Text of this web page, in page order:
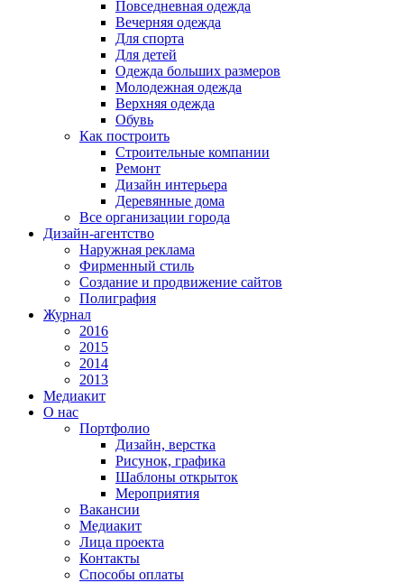
Повседневная одежда
Вечерняя одежда
Для спорта
Для детей
Одежда больших размеров
Молодежная одежда
Верхняя одежда
Обувь
Как построить
Строительные компании
Ремонт
Дизайн интерьера
Деревянные дома
Все организации города
Дизайн-агентство
Наружная реклама
Фирменный стиль
Создание и продвижение сайтов
Полиграфия
Журнал
2016
2015
2014
2013
Медиакит
О нас
Портфолио
Дизайн, верстка
Рисунок, графика
Шаблоны открыток
Мероприятия
Вакансии
Медиакит
Лица проекта
Контакты
Способы оплаты